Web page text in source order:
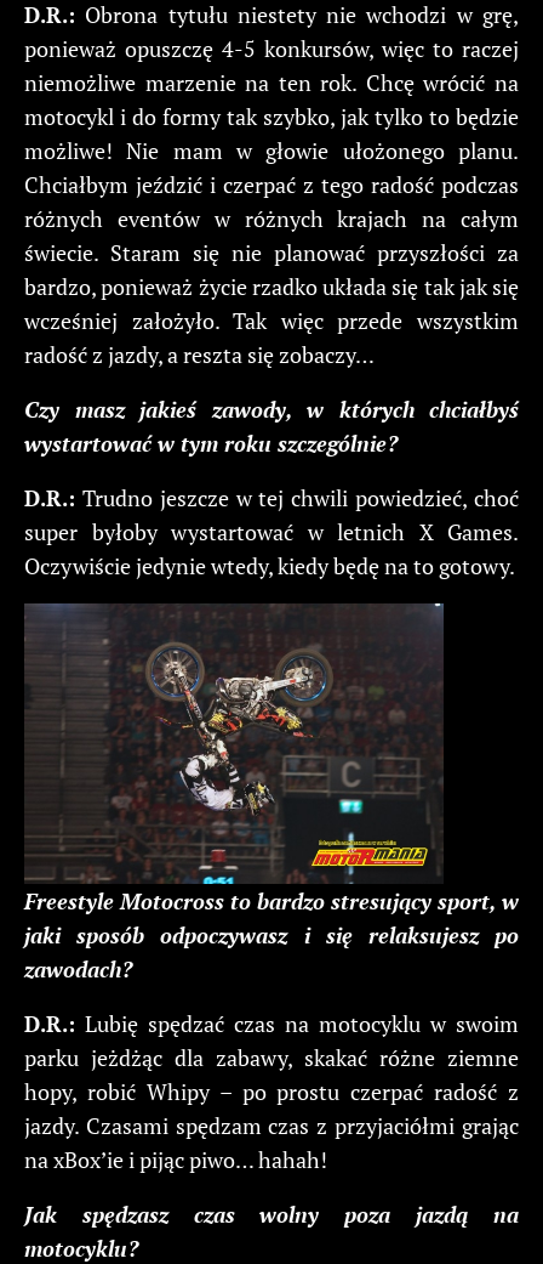
D.R.: Obrona tytułu niestety nie wchodzi w grę,
ponieważ opuszczę 4-5 konkursów, więc to raczej
niemożliwe marzenie na ten rok. Chcę wrócić na
motocykl i do formy tak szybko, jak tylko to będzie
możliwe! Nie mam w głowie ułożonego planu.
Chciałbym jeździć i czerpać z tego radość podczas
różnych eventów w różnych krajach na całym
świecie. Staram się nie planować przyszłości za
bardzo, ponieważ życie rzadko układa się tak jak się
wcześniej założyło. Tak więc przede wszystkim
radość z jazdy, a reszta się zobaczy…
Czy masz jakieś zawody, w których chciałbyś
wystartować w tym roku szczególnie?
D.R.: Trudno jeszcze w tej chwili powiedzieć, choć
super byłoby wystartować w letnich X Games.
Oczywiście jedynie wtedy, kiedy będę na to gotowy.
Freestyle Motocross to bardzo stresujący sport, w
jaki sposób odpoczywasz i się relaksujesz po
zawodach?
D.R.: Lubię spędzać czas na motocyklu w swoim
parku jeżdżąc dla zabawy, skakać różne ziemne
hopy, robić Whipy – po prostu czerpać radość z
jazdy. Czasami spędzam czas z przyjaciółmi grając
na xBox’ie i pijąc piwo… hahah!
Jak spędzasz czas wolny poza jazdą na
motocyklu?